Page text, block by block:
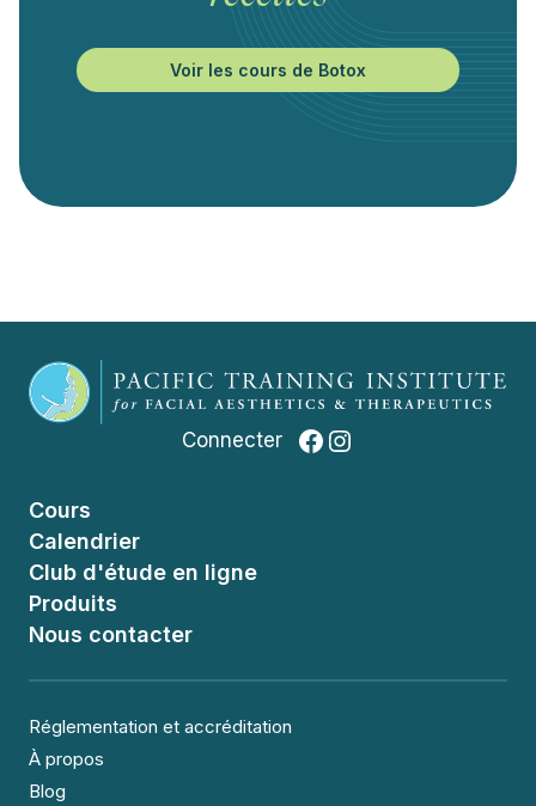
Voir les cours de Botox
Connecter Facebook
Instagram
Cours
Calendrier
Club d'étude en ligne
Produits
Nous contacter
Réglementation et accréditation
À propos
Blog